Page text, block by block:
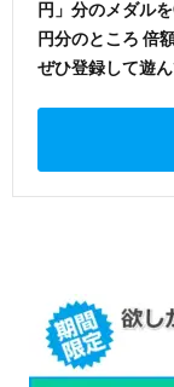
円」分のメダル
円分のところ 倍
ぜひ登録して遊ん